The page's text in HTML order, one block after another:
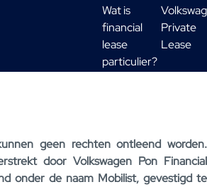
Wat is
financial
lease
particulier?
Private
Lease
geen rechten ontleend worden.
door Volkswagen Pon Financial
onder de naam Mobilist, gevestigd te